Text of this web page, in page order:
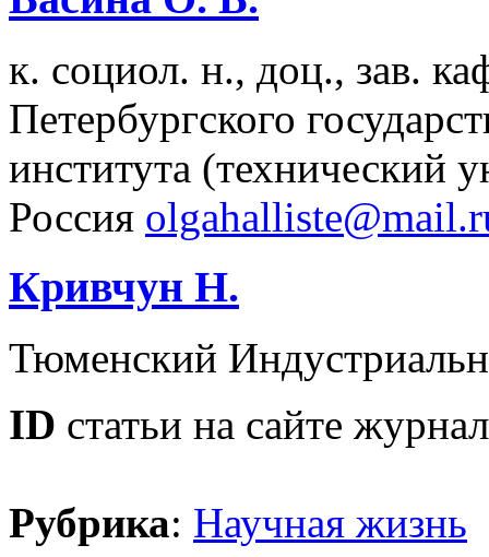
к. социол. н., доц., зав.
Петербургского
института (технический
Россия
Кривчун Н.
Тюменский
ID статьи на сайте
Рубрика: Научная жизнь